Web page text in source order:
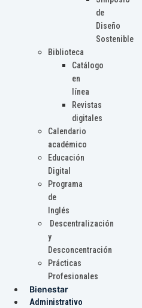
de
Diseño
Sostenible
Biblioteca
Catálogo
en
línea
Revistas
digitales
Calendario
académico
Educación
Digital
Programa
de
Inglés
Descentralización
y
Desconcentración
Prácticas
Profesionales
Bienestar
Administrativo